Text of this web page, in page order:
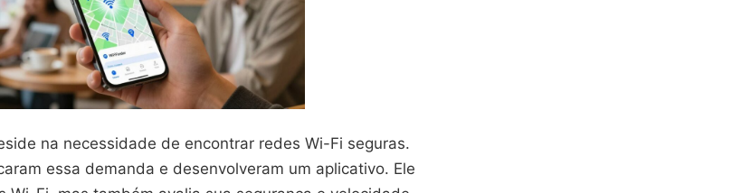
na necessidade de encontrar redes Wi-Fi seguras.
essa demanda e desenvolveram um aplicativo. Ele